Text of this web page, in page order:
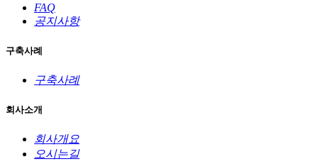
FAQ
공지사항
구축사례
구축사례
회사소개
회사개요
오시는길